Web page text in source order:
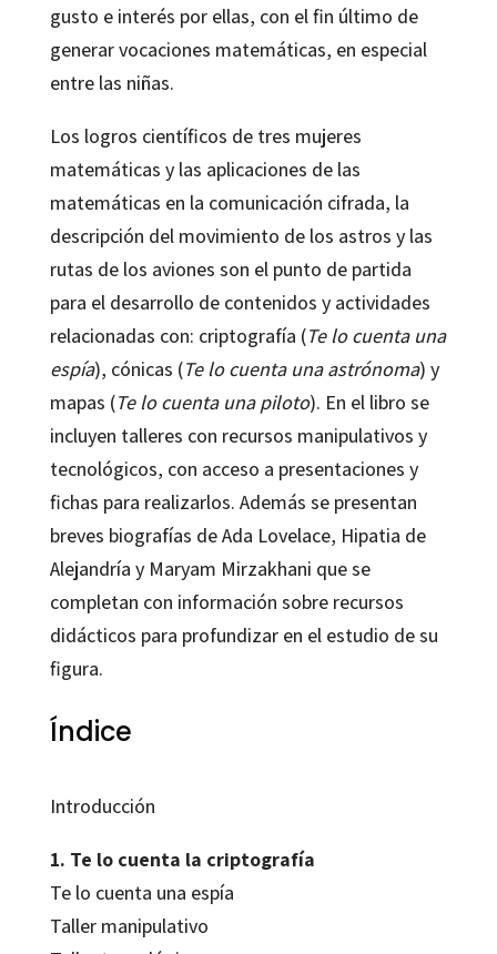
gusto e interés por ellas, con el fin último de
generar vocaciones matemáticas, en especial
entre las niñas.
Los logros científicos de tres mujeres
matemáticas y las aplicaciones de las
matemáticas en la comunicación cifrada, la
descripción del movimiento de los astros y las
rutas de los aviones son el punto de partida
para el desarrollo de contenidos y actividades
relacionadas con: criptografía (Te lo cuenta una
espía), cónicas (Te lo cuenta una astrónoma) y
mapas (Te lo cuenta una piloto). En el libro se
incluyen talleres con recursos manipulativos y
tecnológicos, con acceso a presentaciones y
fichas para realizarlos. Además se presentan
breves biografías de Ada Lovelace, Hipatia de
Alejandría y Maryam Mirzakhani que se
completan con información sobre recursos
didácticos para profundizar en el estudio de su
figura.
Índice
Introducción
1. Te lo cuenta la criptografía
Te lo cuenta una espía
Taller manipulativo